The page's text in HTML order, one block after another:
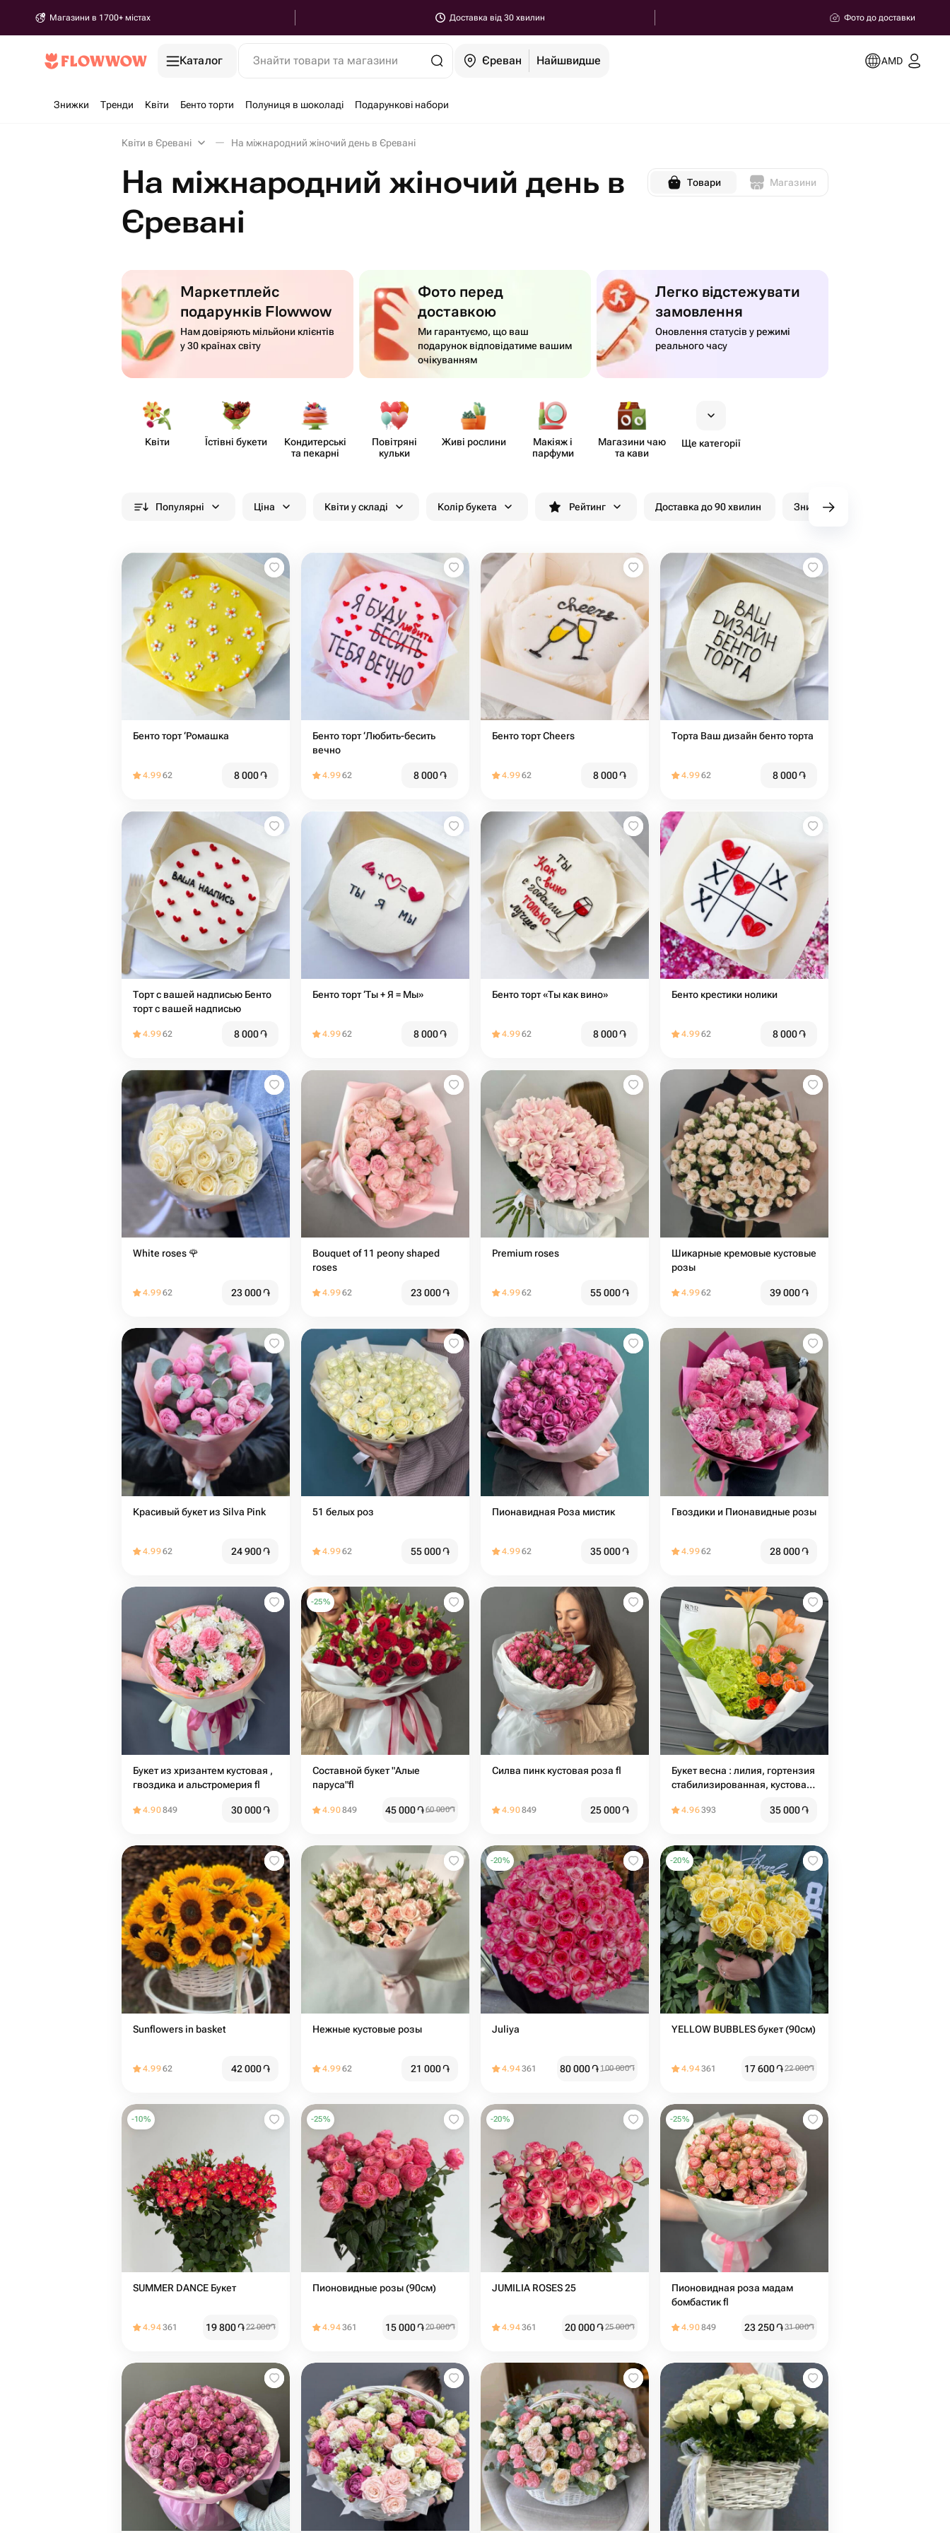
Магазини в 1700+ містах Доставка від 30 хвилин Фото до доставки
Каталог Знайти товари та магазини Єреван Найшвидше AMD
Знижки Тренди Квіти Бенто торти Полуниця в шоколаді Подарункові набори
Квіти в Єревані На міжнародний жіночий день в Єревані
На міжнародний жіночий день в
Єревані
Товари Магазини
Маркетплейс
подарунків Flowwow
Нам довіряють мільйони клієнтів
у 30 країнах світу
Фото перед
доставкою
Ми гарантуємо, що ваш
подарунок відповідатиме вашим
очікуванням
Легко відстежувати
замовлення
Оновлення статусів у режимі
реального часу
Квіти Їстівні букети
Кондит​ерські
та пекарні
Повітряні
кульки
Живі рослини
Макіяж і
парфуми
Магазини чаю
та кави
Ще категорії
Популярні Ціна Квіти у складі Колір букета Рейтинг Доставка до 90 хвилин Знижки
Бенто торт ‘Ромашка
4.9962 8 000֏
Бенто торт ‘Любить-бесить
вечно
4.9962 8 000֏
Бенто торт Cheers
4.9962 8 000֏
Торта Ваш дизайн бенто торта
4.9962 8 000֏
Торт с вашей надписью Бенто
торт с вашей надписью
4.9962 8 000֏
Бенто торт ‘Ты + Я = Мы»
4.9962 8 000֏
Бенто торт «Ты как вино»
4.9962 8 000֏
Бенто крестики нолики
4.9962 8 000֏
White roses 🌹
4.9962 23 000֏
Bouquet of 11 peony shaped
roses
4.9962 23 000֏
Premium roses
4.9962 55 000֏
Шикарные кремовые кустовые
розы
4.9962 39 000֏
Красивый букет из Silva Pink
4.9962 24 900֏
51 белых роз
4.9962 55 000֏
Пионавидная Роза мистик
4.9962 35 000֏
Гвоздики и Пионавидные розы
4.9962 28 000֏
Букет из хризантем кустовая ,
гвоздика и альстромерия fl
4.90849 30 000֏
-25%
Составной букет "Алые
паруса"fl
4.90849 45 000֏60 000֏
Силва пинк кустовая роза fl
4.90849 25 000֏
Букет весна : лилия, гортензия
стабилизированная, кустовая
4.96393 35 000֏
Sunflowers in basket
4.9962 42 000֏
Нежные кустовые розы
4.9962 21 000֏
-20%
Juliya
4.94361 80 000֏ 100 000֏
-20%
YELLOW BUBBLES букет (90см)
4.94361 17 600֏22 000֏
-10%
SUMMER DANCE Букет
4.94361 19 800֏22 000֏
-25%
Пионовидные розы (90см)
4.94361 15 000֏20 000֏
-20%
JUMILIA ROSES 25
4.94361 20 000֏25 000֏
-25%
Пионовидная роза мадам
бомбастик fl
4.90849 23 250֏31 000֏